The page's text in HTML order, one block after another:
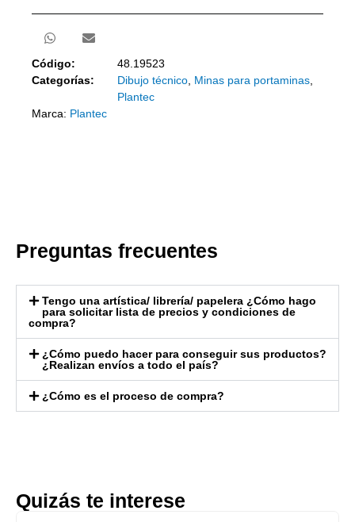
Código:
48.19523
Categorías:
Dibujo técnico, Minas para portaminas,
Plantec
Marca: Plantec
Preguntas frecuentes
Tengo una artística/ librería/ papelera ¿Cómo hago
para solicitar lista de precios y condiciones de
compra?
¿Cómo puedo hacer para conseguir sus productos?
¿Realizan envíos a todo el país?
¿Cómo es el proceso de compra?
Quizás te interese